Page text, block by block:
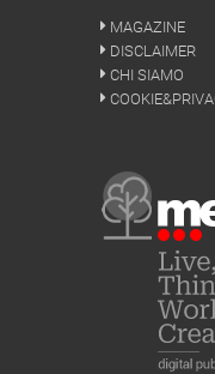
MAGAZINE
DISCLAIMER
CHI SIAMO